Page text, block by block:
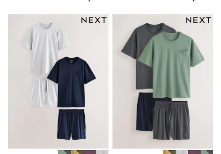
Shirts
Polo Shirts
Sweatshirts & Jumpers
Coats & Jackets
Underwear
Multipacks
All Boys Sport & Swimwear
Trainers & Pumps
Swimwear
Tops
Shorts
Joggers
adidas